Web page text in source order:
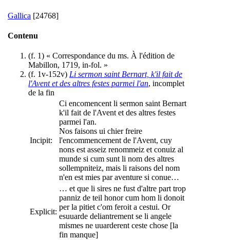
Gallica [24768]
Contenu
(f. 1) « Correspondance du ms. À l'édition de
Mabillon, 1719, in-fol. »
(f. 1v-152v) Li sermon saint Bernart, k'il fait de
l'Avent et des altres festes parmei l'an, incomplet
de la fin
Incipit:
Ci encomencent li sermon saint Bernart
k'il fait de l'Avent et des altres festes
parmei l'an.
Nos faisons ui chier freire
l'encommencement de l'Avent, cuy
nons est asseiz renommeiz et conuiz al
munde si cum sunt li nom des altres
sollempniteiz, mais li raisons del nom
n'en est mies par aventure si conue…
Explicit:
… et que li sires ne fust d'altre part trop
panniz de teil honor cum hom li donoit
per la pitiet c'om feroit a cestui. Or
esuuarde deliantrement se li angele
mismes ne uuarderent ceste chose [la
fin manque]